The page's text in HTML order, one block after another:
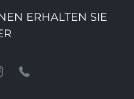
ERHALTEN SIE